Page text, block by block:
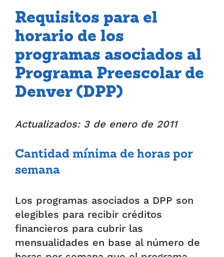
Requisitos para el
horario de los
programas asociados al
Programa Preescolar de
Denver (DPP)
Actualizados: 3 de enero de 2011
Cantidad mínima de horas por
semana
Los programas asociados a DPP son
elegibles para recibir créditos
financieros para cubrir las
mensualidades en base al número de